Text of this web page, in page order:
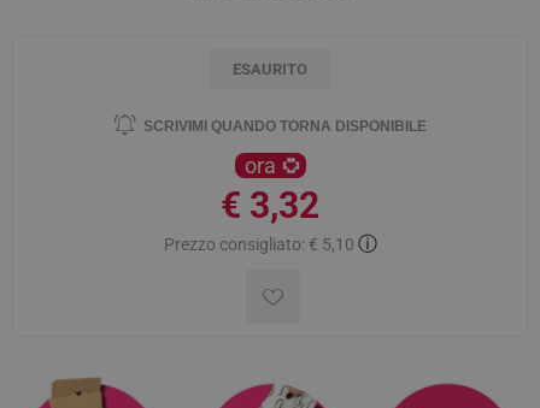
ESAURITO
SCRIVIMI QUANDO TORNA DISPONIBILE
ora
€ 3,32
Prezzo consigliato: € 5,10 ⓘ